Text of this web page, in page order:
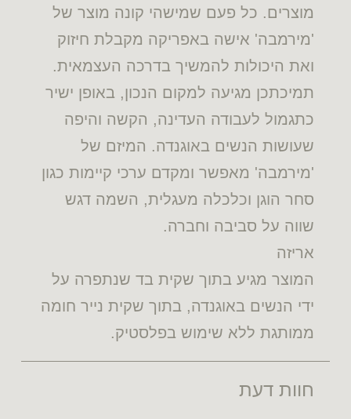
מוצרים. כל פעם שמישהי קונה מוצר של
'מירמבה' אישה באפריקה מקבלת חיזוק
ואת היכולות להמשיך בדרכה העצמאית.
תמיכתכן מגיעה למקום הנכון, באופן ישיר
כתגמול לעבודה העדינה, הקשה והיפה
שעושות הנשים באוגנדה. המיזם של
'מירמבה' מאפשר ומקדם ערכי קיימות כגון
סחר הוגן וכלכלה מעגלית, השמה דגש
שווה על סביבה וחברה.
אריזה
המוצר מגיע בתוך שקית בד שנתפרה על
ידי הנשים באוגנדה, בתוך שקית נייר חומה
ממותגת ללא שימוש בפלסטיק.
חוות דעת